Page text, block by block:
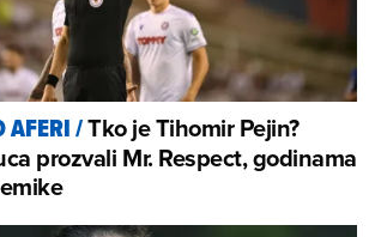
AFERI/Tko je Tihomir Pejin?
prozvali Mr. Respect, godinama